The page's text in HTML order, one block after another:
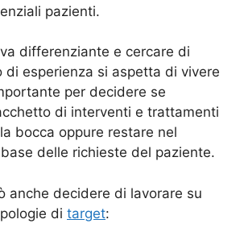
pazienti.
differenziante e cercare di
di esperienza si aspetta di vivere
per decidere se
di interventi e trattamenti
bocca oppure restare nel
delle richieste del paziente.
anche decidere di lavorare su
di target: